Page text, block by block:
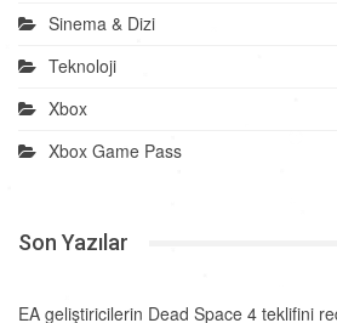
Sinema & Dizi
Teknoloji
Xbox
Xbox Game Pass
Son Yazılar
EA geliştiricilerin Dead Space 4 teklifini